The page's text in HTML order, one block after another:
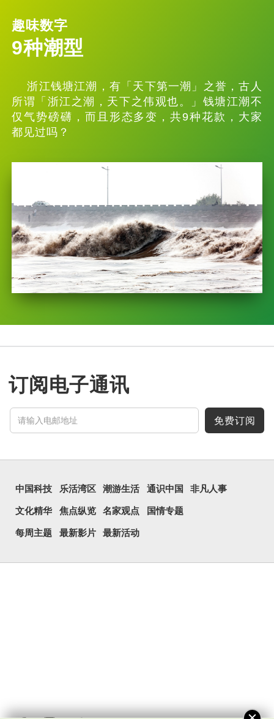
趣味数字
9种潮型
浙江钱塘江潮，有「天下第一潮」之誉，古人
所谓「浙江之潮，天下之伟观也。」钱塘江潮不
仅气势磅礴，而且形态多变，共9种花款，大家
都见过吗？
订阅电子通讯
免费订阅
中国科技 乐活湾区 潮游生活 通识中国 非凡人事
文化精华 焦点纵览 名家观点 国情专题
每周主题 最新影片 最新活动